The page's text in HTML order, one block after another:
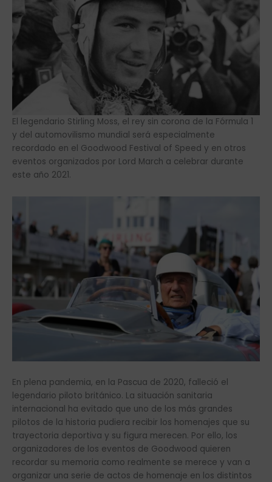
El legendario Stirling Moss, el rey sin corona de la Fórmula 1
y del automovilismo mundial será especialmente
recordado en el Goodwood Festival of Speed y en otros
eventos organizados por Lord March a celebrar durante
este año 2021.
En plena pandemia, en la Pascua de 2020, falleció el
legendario piloto británico. La situación sanitaria
internacional ha evitado que uno de los más grandes
pilotos de la historia pudiera recibir los homenajes que su
trayectoria deportiva y su figura merecen. Por ello, los
organizadores de los eventos de Goodwood quieren
recordar su memoria como realmente se merece y van a
organizar una serie de actos de homenaje en los distintos